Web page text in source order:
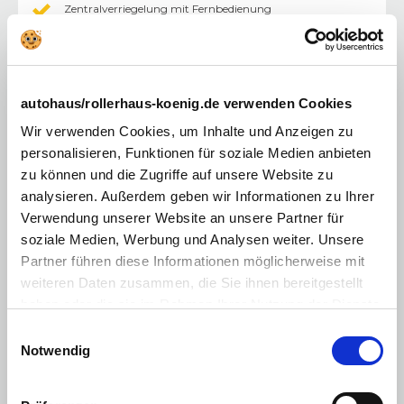
autohaus/rollerhaus-koenig.de verwenden Cookies
Wir verwenden Cookies, um Inhalte und Anzeigen zu
personalisieren, Funktionen für soziale Medien anbieten
zu können und die Zugriffe auf unsere Website zu
analysieren. Außerdem geben wir Informationen zu Ihrer
Verwendung unserer Website an unsere Partner für
soziale Medien, Werbung und Analysen weiter. Unsere
Partner führen diese Informationen möglicherweise mit
weiteren Daten zusammen, die Sie ihnen bereitgestellt
Cookies, wenn Sie unsere Webseite weiterhin nutzen.
Notwendig
Zentralverriegelung mit Fernbedienung
Apple CarPlay
LKW :
Trennwand ohne Fenster
Laderaumverkleidung Holzboden
Laderaum Seitenverkleidung
Multimedia:
AUX-In Anschluss
Bluetooth Freisprecheinrichtung